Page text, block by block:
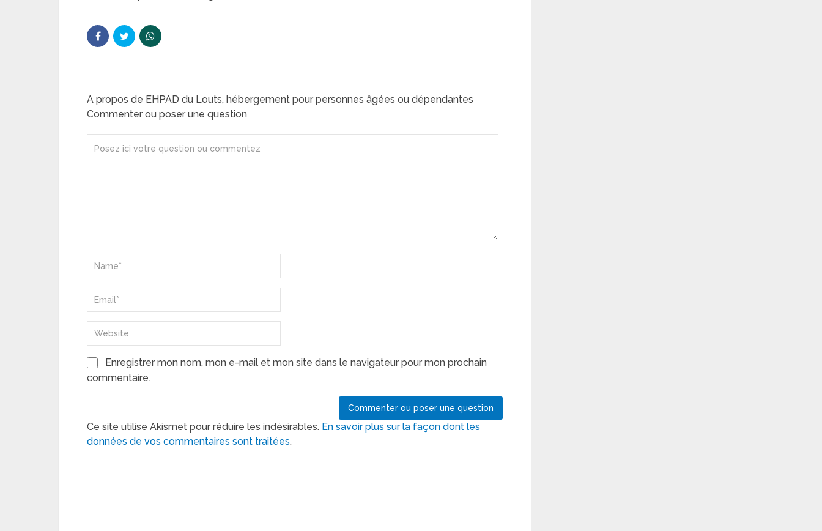
A propos de EHPAD du Louts, hébergement pour personnes âgées ou dépendantes
Commenter ou poser une question
Enregistrer mon nom, mon e-mail et mon site dans le navigateur pour mon prochain
commentaire.
Ce site utilise Akismet pour réduire les indésirables. En savoir plus sur la façon dont les
données de vos commentaires sont traitées.